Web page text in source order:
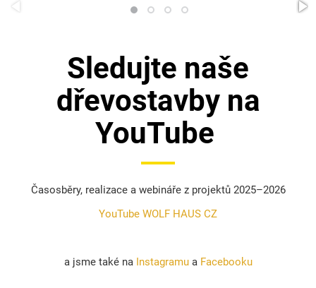
Sledujte naše
dřevostavby na
YouTube
Časosběry, realizace a webináře z projektů 2025–2026
YouTube WOLF HAUS CZ
a jsme také na Instagramu a Facebooku